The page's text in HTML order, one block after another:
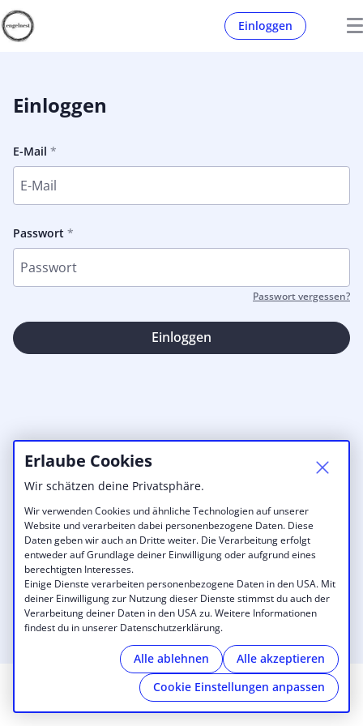
Erlaube Cookies
Wir schätzen deine Privatsphäre.
Wir verwenden Cookies und ähnliche Technologien auf unserer
Website und verarbeiten dabei personenbezogene Daten. Diese
Daten geben wir auch an Dritte weiter. Die Verarbeitung erfolgt
entweder auf Grundlage deiner Einwilligung oder aufgrund eines
berechtigten Interesses.
Einige Dienste verarbeiten personenbezogene Daten in den USA. Mit
deiner Einwilligung zur Nutzung dieser Dienste stimmst du auch der
Verarbeitung deiner Daten in den USA zu. Weitere Informationen
findest du in unserer Datenschutzerklärung.
Alle ablehnen
Alle akzeptieren
Cookie Einstellungen anpassen
Einloggen
Einloggen
E-Mail
Passwort
Passwort vergessen?
Einloggen